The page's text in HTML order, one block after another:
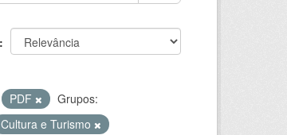
PDF
Grupos:
Cultura e Turismo